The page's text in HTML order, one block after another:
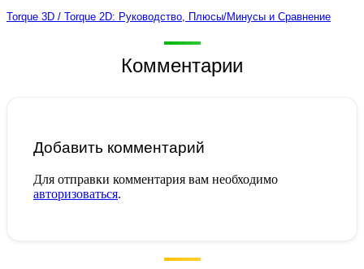
Torque 3D / Torque 2D: Руководство, Плюсы/Минусы и Сравнение
Комментарии
Добавить комментарий
Для отправки комментария вам необходимо
авторизоваться.